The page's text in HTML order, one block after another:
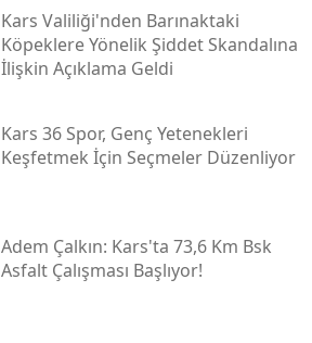
Kars Valiliği'nden Barınaktaki
Köpeklere Yönelik Şiddet Skandalına
İlişkin Açıklama Geldi
Kars 36 Spor, Genç Yetenekleri
Keşfetmek İçin Seçmeler Düzenliyor
Adem Çalkın: Kars'ta 73,6 Km Bsk
Asfalt Çalışması Başlıyor!